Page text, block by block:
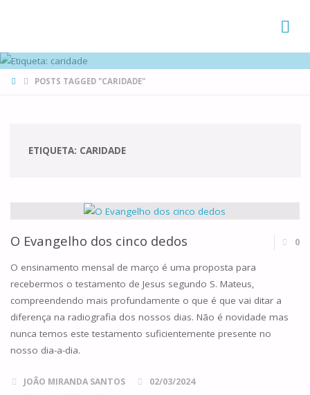
HOMEPOSTS TAGGED "CARIDADE"
ETIQUETA: CARIDADE
O Evangelho dos cinco dedos 0
O ensinamento mensal de março é uma proposta para
recebermos o testamento de Jesus segundo S. Mateus,
compreendendo mais profundamente o que é que vai ditar a
diferença na radiografia dos nossos dias. Não é novidade mas
nunca temos este testamento suficientemente presente no
nosso dia-a-dia.
JOÃO MIRANDA SANTOS
02/03/2024